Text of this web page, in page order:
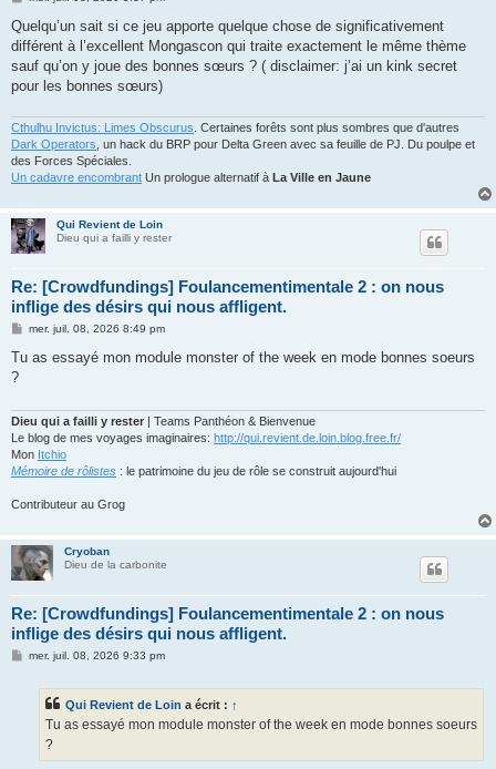
s
a
g
Quelqu’un sait si ce jeu apporte quelque chose de significativement
différent à l’excellent Mongascon qui traite exactement le même thème
sauf qu’on y joue des bonnes sœurs ? ( disclaimer: j’ai un kink secret
pour les bonnes sœurs)
Cthulhu Invictus: Limes Obscurus . Certaines forêts sont plus sombres que d'autres
Dark Operators , un hack du BRP pour Delta Green avec sa feuille de PJ. Du poulpe et
des Forces Spéciales.
Un cadavre encombrant Un prologue alternatif à La Ville en Jaune
Qui Revient de Loin
Dieu qui a failli y rester
Re: [Crowdfundings] Foulancementimentale 2 : on nous
inflige des désirs qui nous affligent.
M
s
mer. juil. 08, 2026 8:49 pm
Tu as essayé mon module monster of the week en mode bonnes soeurs
?
Dieu qui a failli y rester
| Teams Panthéon & Bienvenue
Le blog de mes voyages imaginaires: http://qui.revient.de.loin.blog.free.fr/
Mon Itchio
Mémoire de rôlistes : le patrimoine du jeu de rôle se construit aujourd'hui
Contributeur au Grog
Cryoban
Dieu de la carbonite
Re: [Crowdfundings] Foulancementimentale 2 : on nous
inflige des désirs qui nous affligent.
Mmer. juil. 08, 2026 9:33 pm
Qui Revient de Loin a écrit : ↑
Tu as essayé mon module monster of the week en mode bonnes soeurs
?